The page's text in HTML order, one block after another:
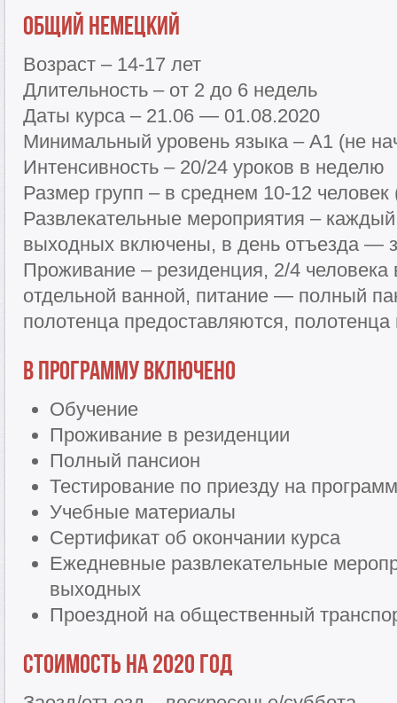
Общий немецкий
Возраст – 14-17 лет
Длительность – от 2 до 6 недель
Даты курса – 21.06 — 01.08.2020
Минимальный уровень языка – A1 (не
Интенсивность – 20/24 уроков в неделю
Размер групп – в среднем 10-12
Развлекательные мероприятия – каждый
выходных включены, в день отъезда —
Проживание – резиденция, 2/4 человека
отдельной ванной, питание — полный
полотенца предоставляются,
В программу включено
Обучение
Проживание в резиденции
Полный пансион
Тестирование по приезду на
Учебные материалы
Сертификат об окончании курса
Ежедневные развлекательные
выходных
Проездной на общественный
Стоимость на 2020 год